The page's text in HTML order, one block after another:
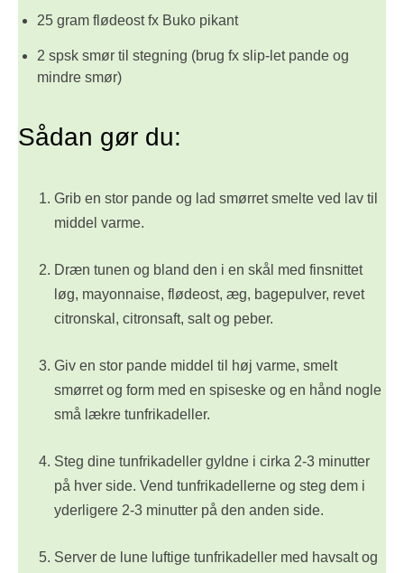
25 gram flødeost fx Buko pikant
2 spsk smør til stegning (brug fx slip-let pande og
mindre smør)
Sådan gør du:
Grib en stor pande og lad smørret smelte ved lav til
middel varme.
Dræn tunen og bland den i en skål med finsnittet
løg, mayonnaise, flødeost, æg, bagepulver, revet
citronskal, citronsaft, salt og peber.
Giv en stor pande middel til høj varme, smelt
smørret og form med en spiseske og en hånd nogle
små lækre tunfrikadeller.
Steg dine tunfrikadeller gyldne i cirka 2-3 minutter
på hver side. Vend tunfrikadellerne og steg dem i
yderligere 2-3 minutter på den anden side.
Server de lune luftige tunfrikadeller med havsalt og